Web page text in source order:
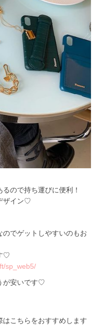
ので持ち運びに便利！
ザイン♡
でゲットしやすいのもお
♡
sp_web5/
が安いです♡
こちらをおすすめします